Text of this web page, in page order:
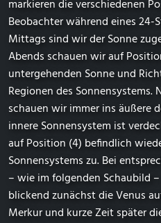
markieren die verschiedenen
Beobachter während eines 24-
Mittags sind wir der Sonne
Abends schauen wir auf
untergehenden Sonne und
Regionen des Sonnensystems.
schauen wir immer ins äußere
innere Sonnensystem ist
auf Position (4) befindlich
Sonnensystems zu. Bei
– wie im folgenden Schaubild
blickend zunächst die Venus
Merkur und kurze Zeit später